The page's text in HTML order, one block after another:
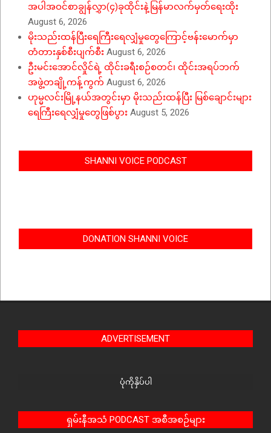
အပါအဝင်စာချွန်လွှာ(၄)ခုထိုင်းနဲ့မြန်မာလက်မှတ်ရေးထိုး
August 6, 2026
မိုးသည်းထန်ပြီးရေကြီးရေလျှံမှုတွေကြောင့်ဗန်းမောက်မှာ
တံတားနှစ်စီးပျက်စီး August 6, 2026
ဦးမင်းအောင်လှိုင်ရဲ့ ထိုင်းခရီးစဉ်စတင်၊ ထိုင်းအရပ်ဘက်
အဖွဲ့တချို့ကန့်ကွက် August 6, 2026
ဟုမ္မလင်းမြို့နယ်အတွင်းမှာ မိုးသည်းထန်ပြီး မြစ်ချောင်းများ
ရေကြီးရေလျှံမှုတွေဖြစ်ပွား August 5, 2026
SHANNI VOICE PODCAST
DONATION SHANNI VOICE
ADVERTISEMENT
ပုံကိုနှိပ်ပါ
ရှမ်းနီအသံ PODCAST အစီအစဉ်များ